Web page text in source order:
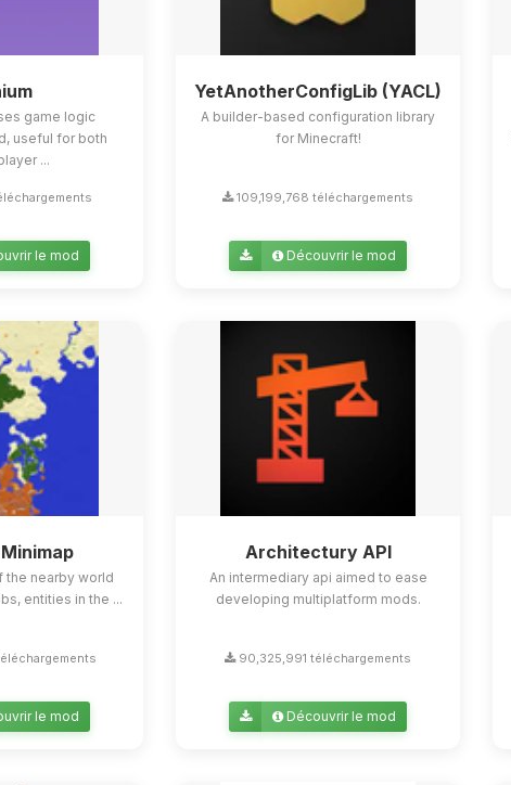
game logic
useful for both
...
le mod
YetAnotherConfigLib (YACL)
A builder-based configuration library
for Minecraft!
109,199,768 téléchargements
Découvrir le mod
the nearby world
entities in the ...
le mod
Architectury API
An intermediary api aimed to ease
developing multiplatform mods.
90,325,991 téléchargements
Découvrir le mod